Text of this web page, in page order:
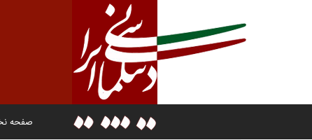
صفحه